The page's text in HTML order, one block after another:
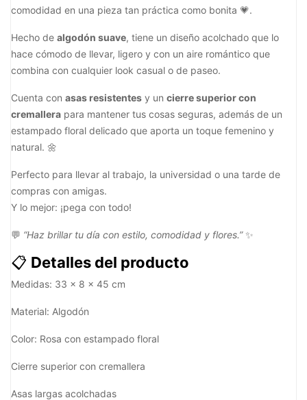
comodidad en una pieza tan práctica como bonita 💗.
Hecho de algodón suave, tiene un diseño acolchado que lo
hace cómodo de llevar, ligero y con un aire romántico que
combina con cualquier look casual o de paseo.
Cuenta con asas resistentes y un cierre superior con
cremallera para mantener tus cosas seguras, además de un
estampado floral delicado que aporta un toque femenino y
natural. 🌼
Perfecto para llevar al trabajo, la universidad o una tarde de
compras con amigas.
Y lo mejor: ¡pega con todo!
💬 “Haz brillar tu día con estilo, comodidad y flores.”✨
📋 Detalles del producto
Medidas: 33 × 8 × 45 cm
Material: Algodón
Color: Rosa con estampado floral
Cierre superior con cremallera
Asas largas acolchadas